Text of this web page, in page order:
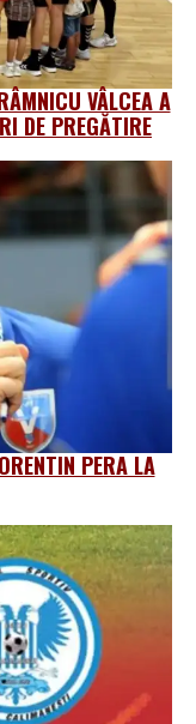
VÂLCEA A
DE PREGĂTIRE
PERA LA